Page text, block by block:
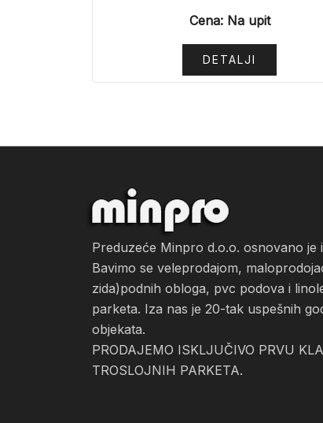
Cena: Na upit
DETALJI
Preduzeće Minpro d.o.o. osnovano
Bavimo se veleprodajom,
zida)podnih obloga, pvc podova i
parketa. Iza nas je 20-tak uspešnih
objekata.
PRODAJEMO ISKLJUČIVO PRVU
TROSLOJNIH PARKETA.